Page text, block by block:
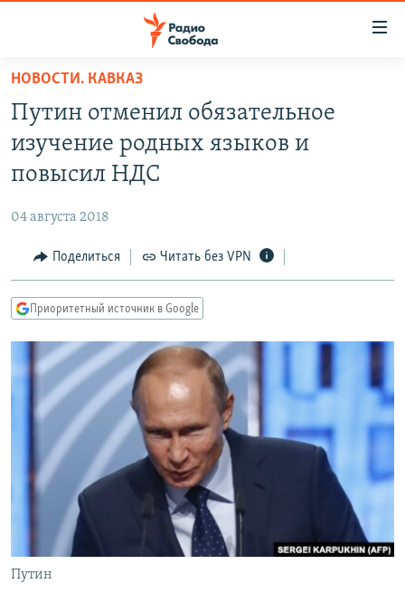
упрощенного
доступа
основному
Вернутся
Вернутся
поиску
ПОДКАСТЫ
АВТОРСКИЕ ПРОЕКТЫ
МНЕНИЯ
КУЛЬТУРА
КАВКАЗ.РЕАЛИИ
СЕВЕР.РЕАЛИИ
СИБИРЬ.РЕАЛИИ
РАСПИСАНИЕ ВЕЩАНИЯ
ПОДПИШИТЕСЬ НА РАССЫЛКУ
СОЦИАЛЬНЫЕ СЕТИ
НОВОСТИ. КАВКАЗ
Путин отменил обязательное
изучение родных языков и
повысил НДС
04 августа 2018
Поделиться Читать без VPN
Приоритетный источник в Google
Путин